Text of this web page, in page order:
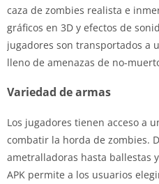
caza de zombies realista e
gráficos en 3D y efectos de
jugadores son transportados a
lleno de amenazas de no-
Variedad de armas
Los jugadores tienen acceso a
combatir la horda de zombies.
ametralladoras hasta ballestas
APK permite a los usuarios